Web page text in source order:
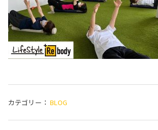
カテゴリー： BLOG